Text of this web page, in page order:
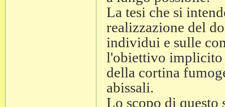
La tesi che si
realizzazione del
individui e sulle
l'obiettivo implicito
della cortina
abissali.
Lo scopo di questo